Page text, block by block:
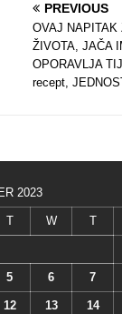
PREVIOUS
OVAJ NAPITAK
ŽIVOTA, JAČA
OPORAVLJA
recept,
2023
T W T
5 6 7
12 13 14